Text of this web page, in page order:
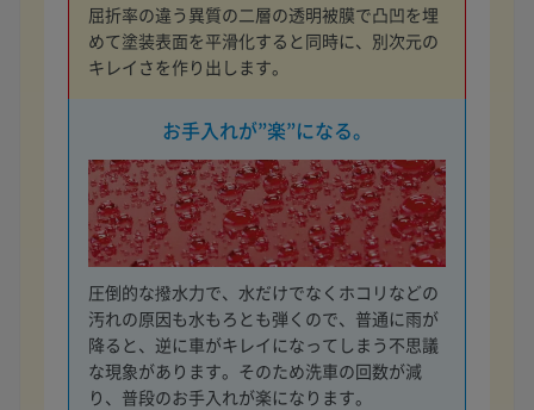
屈折率の違う異質の二層の透明被膜で凸凹を埋
めて塗装表面を平滑化すると同時に、別次元の
キレイさを作り出します。
お手入れが”楽”になる。
圧倒的な撥水力で、水だけでなくホコリなどの
汚れの原因も水もろとも弾くので、普通に雨が
降ると、逆に車がキレイになってしまう不思議
な現象があります。そのため洗車の回数が減
り、普段のお手入れが楽になります。